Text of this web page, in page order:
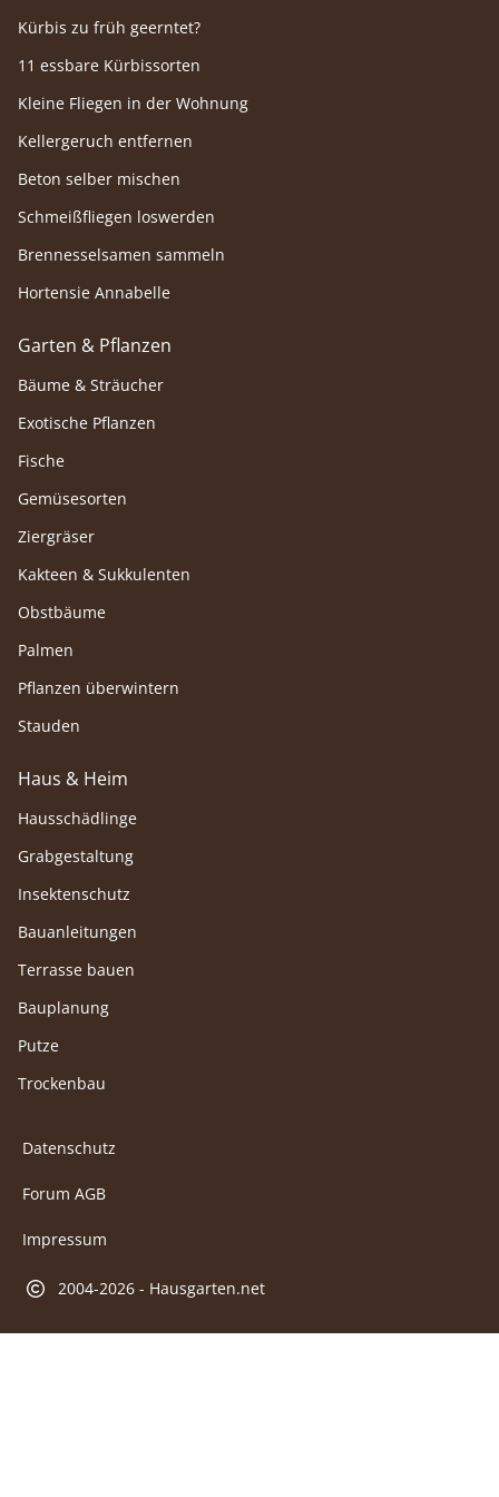
Kürbis zu früh geerntet?
11 essbare Kürbissorten
Kleine Fliegen in der Wohnung
Kellergeruch entfernen
Beton selber mischen
Schmeißfliegen loswerden
Brennesselsamen sammeln
Hortensie Annabelle
Garten & Pflanzen
Bäume & Sträucher
Exotische Pflanzen
Fische
Gemüsesorten
Ziergräser
Kakteen & Sukkulenten
Obstbäume
Palmen
Pflanzen überwintern
Stauden
Haus & Heim
Hausschädlinge
Grabgestaltung
Insektenschutz
Bauanleitungen
Terrasse bauen
Bauplanung
Putze
Trockenbau
Datenschutz
Forum AGB
Impressum
2004-2026 - Hausgarten.net